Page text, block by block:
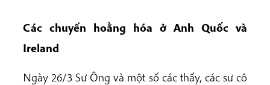
Các chuyến hoằng hóa ở Anh Quốc và
Ireland
Ngày 26/3 Sư Ông và một số các thầy, các sư cô